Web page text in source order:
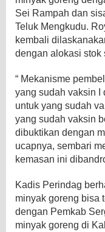
Sei Rampah dan
Teluk Mengkudu.
kembali
dengan alokasi stok
“ Mekanisme
yang sudah vaksin I
untuk yang sudah
yang sudah vaksin
dibuktikan dengan
ucapnya, sembari
kemasan ini
Kadis Perindag
minyak goreng bisa
dengan Pemkab
minyak goreng di